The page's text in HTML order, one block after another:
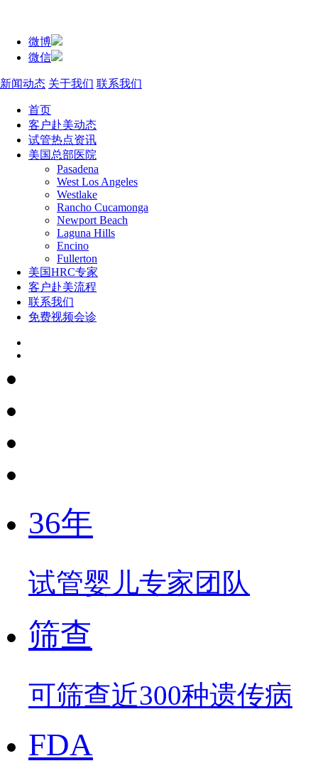
微博
微信
新闻动态 关于我们 联系我们
首页
客户赴美动态
试管热点资讯
美国总部医院
Pasadena
West Los Angeles
Westlake
Rancho Cucamonga
Newport Beach
Laguna Hills
Encino
Fullerton
美国HRC专家
客户赴美流程
联系我们
免费视频会诊
36年
试管婴儿专家团队
筛查
可筛查近300种遗传病
FDA